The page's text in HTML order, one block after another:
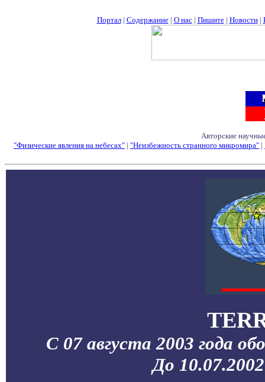
Портал| Содержание| О нас| Пишите| Новости|
Авторские
"Физические явления на небесах" | "Неизбежность странного микромира" |
С 07 августа 2003 года
До